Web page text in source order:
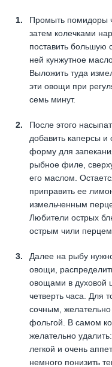
Промыть помидоры
затем колечками
поставить большую
ней кунжутное
Выложить туда
эти овощи при
семь минут.
После этого
добавить каперсы и
форму для
рыбное филе,
его маслом.
приправить ее
измельченным
Любители острых
острым чили перцем.
Далее на рыбу
овощи,
овощами в духовой
четверть часа. Для
сочным,
фольгой. В самом
желательно
легкой и очень
немного понизить